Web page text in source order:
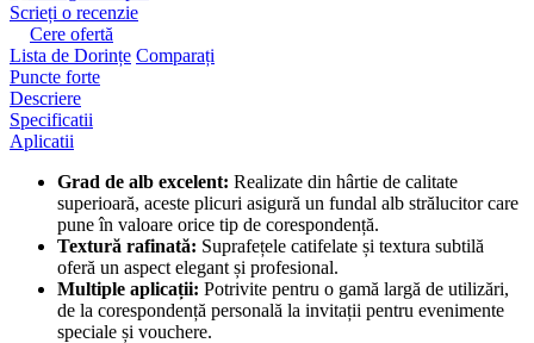
Scrieți o recenzie
Cere ofertă
Lista de Dorințe Comparați
Puncte forte
Descriere
Specificatii
Aplicatii
Grad de alb excelent: Realizate din hârtie de calitate
superioară, aceste plicuri asigură un fundal alb strălucitor care
pune în valoare orice tip de corespondență.
Textură rafinată: Suprafețele catifelate și textura subtilă
oferă un aspect elegant și profesional.
Multiple aplicații: Potrivite pentru o gamă largă de utilizări,
de la corespondență personală la invitații pentru evenimente
speciale și vouchere.